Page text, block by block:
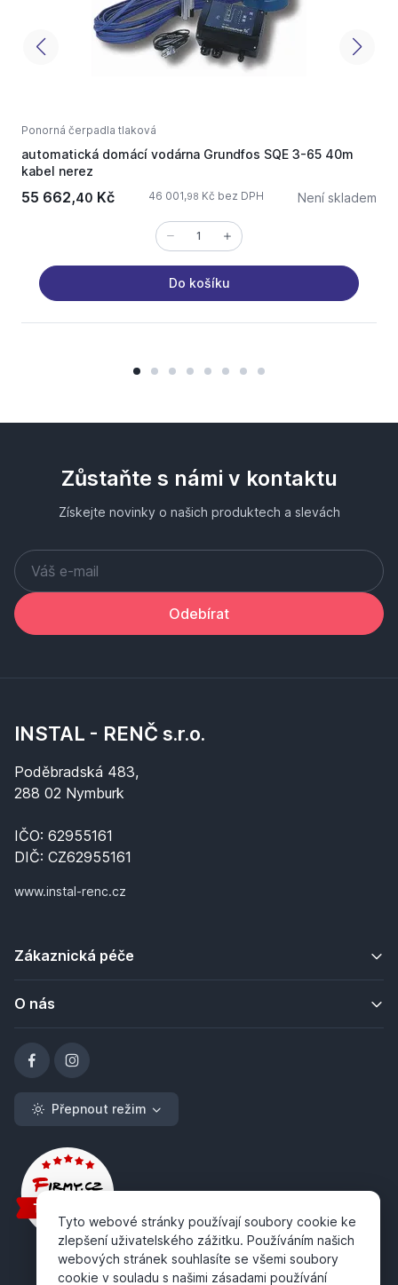
Ponorná čerpadla tlaková
automatická domácí vodárna Grundfos SQE 3-65 40m
kabel nerez
55 662,40 Kč 46 001,98 Kč bez DPH Není skladem
Do košíku
Zůstaňte s námi v kontaktu
Získejte novinky o našich produktech a slevách
Odebírat
INSTAL - RENČ s.r.o.
Poděbradská 483,
288 02 Nymburk
IČO: 62955161
DIČ: CZ62955161
www.instal-renc.cz
Zákaznická péče
O nás
Přepnout režim
Tyto webové stránky používají soubory cookie ke
zlepšení uživatelského zážitku. Používáním našich
webových stránek souhlasíte se všemi soubory
cookie v souladu s našimi zásadami používání